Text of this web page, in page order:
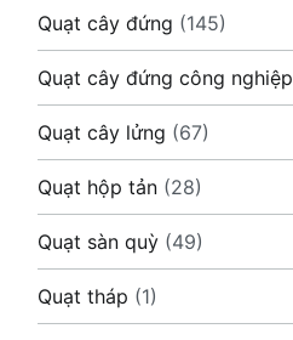
Quạt cây đứng (145)
Quạt cây đứng công nghiệp
Quạt cây lửng (67)
Quạt hộp tản (28)
Quạt sàn quỳ (49)
Quạt tháp (1)